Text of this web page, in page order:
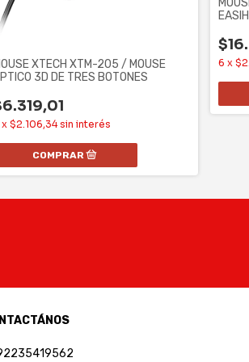
XTECH XTM-205 / MOUSE
3D DE TRES BOTONES
x $2.106,34 sin interés
6 x